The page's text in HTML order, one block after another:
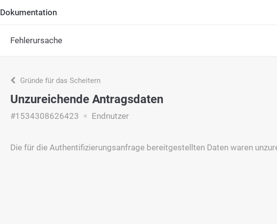
Dokumentation
Fehlerursache
Gründe für das Scheitern
Unzureichende Antragsdaten
#1534308626423 Endnutzer
Die für die Authentifizierungsanfrage bereitgestellten Daten waren